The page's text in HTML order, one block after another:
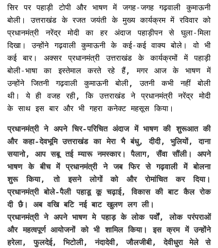
सिर पर पहाड़ी टोपी और भाषण में जगह-जगह गढ़वाली कुमाऊनी
बोली। उत्तराखंड के रजत जयंती के मुख्य कार्यक्रम में रविवार को
प्रधानमंत्री नरेंद्र मोदी का हर अंदाज पहाड़ीपन से घुला-मिला
दिखा। उन्होंने गढ़वाली कुमाऊनी के कई-कई वाक्य बोले। वो भी
कई बार। अक्सर प्रधानमंत्री उत्तराखंड के कार्यक्रमों में पहाड़ी
बोली-भाषा का इस्तेमाल करते रहे हैं, मगर आज के भाषण में
उन्होंने जितनी गढ़वाली कुमाऊनी बोली, उतनी कभी नहीं बोली
थी। ये ही वजह रही, कि उत्तराखंड ने प्रधानमंत्री नरेंद्र मोदी
के साथ इस बार और भी गहरा कनेक्ट महसूस किया।
प्रधानमंत्री ने अपने चिर-परिचित अंदाज में भाषण की शुरूआत की
और कहा-देवभूमि उत्तराखंड का मेरा भै बंधु, दीदी, भुलियों, दाना
सयानो, आप सबू तई म्यारू नमस्कार। पैलाग, सैंवा सौंली। अपने
भाषण के बीच में प्रधानमंत्री ने जब फिर से गढ़वाली में बोलना
शुरू किया, तो इसने लोगों को और रोमांचित कर दिया।
प्रधानमंत्री बोले-पैली पहाडू कू चढ़ाई, विकास की बाट कैल रोक
दी छै। अब वखि बटि नई बाट खुलण लग ली।
प्रधानमंत्री ने अपने भाषण मे पहाड़ के लोक पर्वों, लोक परंपराओं
और महत्वपूर्ण आयोजनों को भी शामिल किया। इस क्रम में उन्होंने
हरेला, फुलदेई, भिटोली, नंदादेवी, जौलजीबी, देवीधुरा मेले से